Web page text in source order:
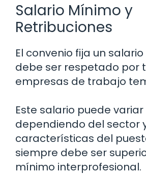
Salario Mínimo y
Retribuciones
El convenio fija un
debe ser respetado por
empresas de trabajo
Este salario puede variar
dependiendo del sector
características del
siempre debe ser
mínimo interprofesional.